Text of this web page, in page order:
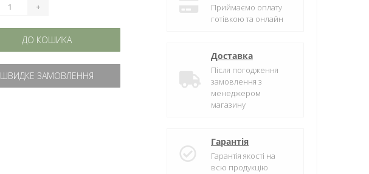
+
ДО КОШИКА
ШВИДКЕ ЗАМОВЛЕННЯ
Приймаємо оплату
готівкою та онлайн
Доставка
Після погодження
замовлення з
менеджером
магазину
Гарантія
Гарантія якості на
всю продукцію